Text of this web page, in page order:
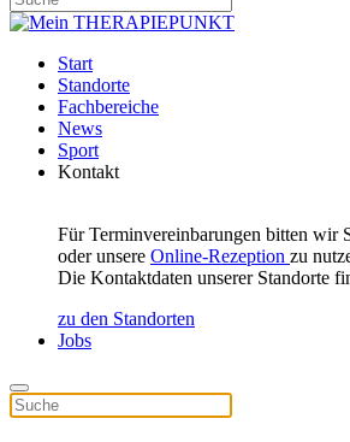
Start
Standorte
Fachbereiche
News
Sport
Kontakt
Für Terminvereinbarungen bitten wir
oder unsere Online-Rezeption zu
Die Kontaktdaten unserer Standorte
zu den Standorten
Jobs